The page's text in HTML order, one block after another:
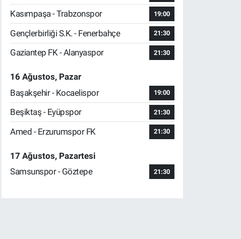
Kasımpaşa - Trabzonspor 19:00
Gençlerbirliği S.K. - Fenerbahçe 21:30
Gaziantep FK - Alanyaspor 21:30
16 Ağustos, Pazar
Başakşehir - Kocaelispor
19:00
Beşiktaş - Eyüpspor 21:30
Amed - Erzurumspor FK 21:30
17 Ağustos, Pazartesi
Samsunspor - Göztepe
21:30